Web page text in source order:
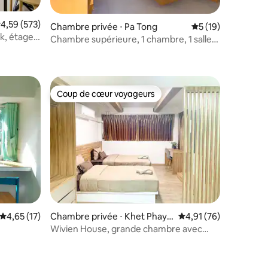
: 4,53 sur 5
moyenne sur la base de 573 commentaires : 4,59 sur 5
4,59 (573)
étage
Chambre privée ⋅ Pa Tong Évaluation
5 (19)
Chambre supérieure, 1 chambre, 1 salle
: 4,73 sur 5
Évaluation moyenne sur la base de 17 commentaires : 4,65 sur 5
4,65 (17)
Coup de cœur voyageurs
Coup de cœur voyageurs
Chambre privée ⋅ Khet Phaya
Thai
Évaluation moyenne
4,91 (76)
Wivien House, grande chambre avec